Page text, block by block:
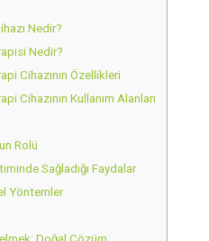
Nedir?
Nedir?
Cihazının Özellikleri
Cihazının Kullanım Alanları
Rolü
Sağladığı Faydalar
Yöntemler